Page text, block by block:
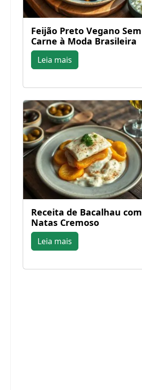
Feijão Preto Vegano Sem
Carne à Moda Brasileira
Leia mais
Receita de Bacalhau com
Natas Cremoso
Leia mais